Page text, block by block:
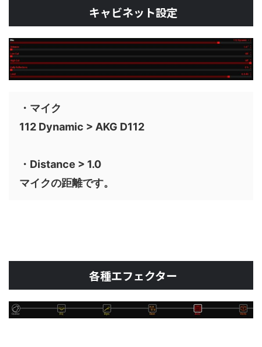
キャビネット設定
・マイク
112 Dynamic > AKG D112
・Distance > 1.0
マイクの距離です。
各種エフェクター